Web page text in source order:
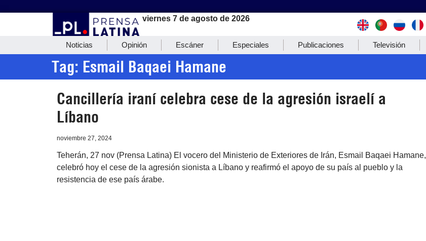
viernes 7 de agosto de 2026
Noticias Opinión Escáner Especiales Publicaciones Televisión
Tag: Esmail Baqaei Hamane
Cancillería iraní celebra cese de la agresión israelí a
Líbano
noviembre 27, 2024
Teherán, 27 nov (Prensa Latina) El vocero del Ministerio de Exteriores de Irán, Esmail Baqaei Hamane,
celebró hoy el cese de la agresión sionista a Líbano y reafirmó el apoyo de su país al pueblo y la
resistencia de ese país árabe.